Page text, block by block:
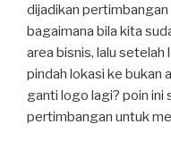
dijadikan
bagaimana bila kita
area bisnis, lalu
pindah lokasi ke bukan
ganti logo lagi? poin ini
pertimbangan untuk